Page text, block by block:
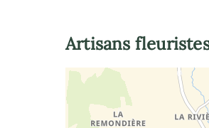
Artisans